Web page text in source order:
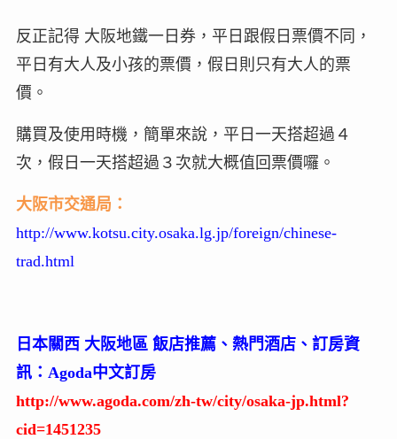
反正記得 大阪地鐵一日券，平日跟假日票價不同，
平日有大人及小孩的票價，假日則只有大人的票
價。
購買及使用時機，簡單來說，平日一天搭超過４
次，假日一天搭超過３次就大概值回票價囉。
大阪市交通局：
http://www.kotsu.city.osaka.lg.jp/foreign/chinese-
trad.html
日本關西 大阪地區 飯店推薦、熱門酒店、訂房資
訊：Agoda中文訂房
http://www.agoda.com/zh-tw/city/osaka-jp.html?
cid=1451235